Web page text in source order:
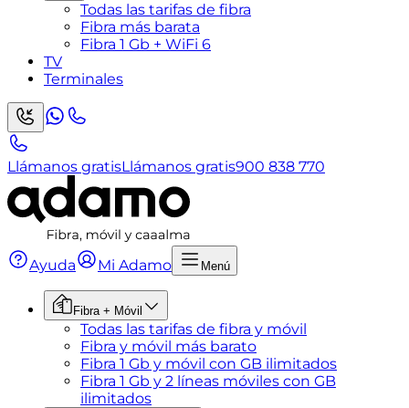
Todas las tarifas de fibra
Fibra más barata
Fibra 1 Gb + WiFi 6
TV
Terminales
Llámanos gratisLlámanos gratis900 838 770
Ayuda Mi Adamo Menú
Fibra + Móvil
Todas las tarifas de fibra y móvil
Fibra y móvil más barato
Fibra 1 Gb y móvil con GB ilimitados
Fibra 1 Gb y 2 líneas móviles con GB
ilimitados